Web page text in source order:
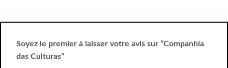
Soyez le premier à laisser votre avis sur “Companhia
das Culturas”